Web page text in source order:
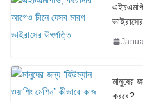
মানুষের
করবে?